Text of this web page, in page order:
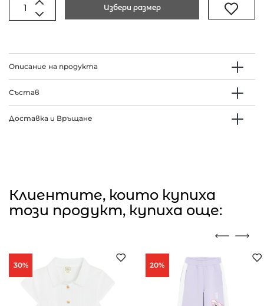
Избери размер
Описание на продукта
Състав
Доставка и Връщане
Клиентите, които купиха
този продукт, купиха още:
30% 20%